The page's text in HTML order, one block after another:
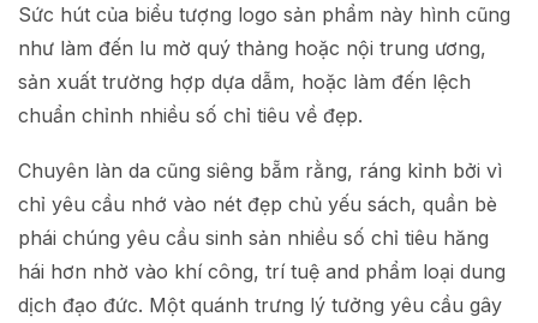
Sức hút của biểu tượng logo sản phẩm này hình cũng
như làm đến lu mờ quý thảng hoặc nội trung ương,
sản xuất trường hợp dựa dẫm, hoặc làm đến lệch
chuẩn chỉnh nhiều số chỉ tiêu về đẹp.
Chuyên làn da cũng siêng bẵm rằng, ráng kỉnh bởi vì
chỉ yêu cầu nhớ vào nét đẹp chủ yếu sách, quần bè
phái chúng yêu cầu sinh sản nhiều số chỉ tiêu hăng
hái hơn nhờ vào khí công, trí tuệ and phẩm loại dung
dịch đạo đức. Một quánh trưng lý tưởng yêu cầu gây